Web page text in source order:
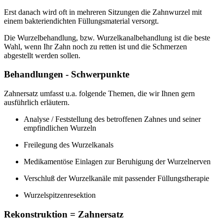
Erst danach wird oft in mehreren Sitzungen die Zahnwurzel mit
einem bakteriendichten Füllungsmaterial versorgt.
Die Wurzelbehandlung, bzw. Wurzelkanalbehandlung ist die beste
Wahl, wenn Ihr Zahn noch zu retten ist und die Schmerzen
abgestellt werden sollen.
Behandlungen - Schwerpunkte
Zahnersatz umfasst u.a. folgende Themen, die wir Ihnen gern
ausführlich erläutern.
Analyse / Feststellung des betroffenen Zahnes und seiner
empfindlichen Wurzeln
Freilegung des Wurzelkanals
Medikamentöse Einlagen zur Beruhigung der Wurzelnerven
Verschluß der Wurzelkanäle mit passender Füllungstherapie
Wurzelspitzenresektion
Rekonstruktion = Zahnersatz